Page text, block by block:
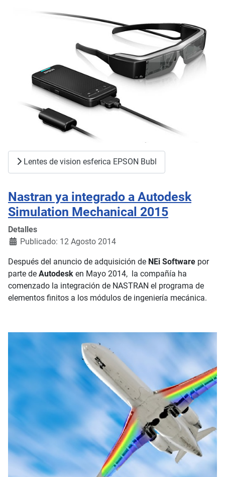
Lentes de vision esferica EPSON Bubl
Nastran ya integrado a Autodesk
Simulation Mechanical 2015
Detalles
Publicado: 12 Agosto 2014
Después del anuncio de adquisición de NEi Software por
parte de Autodesk en Mayo 2014, la compañía ha
comenzado la integración de NASTRAN el programa de
elementos finitos a los módulos de ingeniería mecánica.